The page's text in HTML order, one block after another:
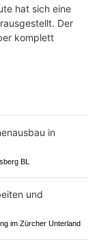
hat sich eine
Der
komplett
BL
im Zürcher Unterland